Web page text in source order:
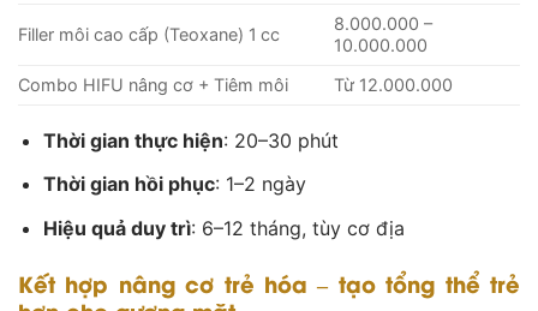
Filler môi cao cấp (Teoxane) 1 cc
8.000.000 –
10.000.000
Combo HIFU nâng cơ + Tiêm môi
Từ 12.000.000
Thời gian thực hiện: 20–30 phút
Thời gian hồi phục: 1–2 ngày
Hiệu quả duy trì: 6–12 tháng, tùy cơ địa
Kết hợp nâng cơ trẻ hóa – tạo tổng thể trẻ